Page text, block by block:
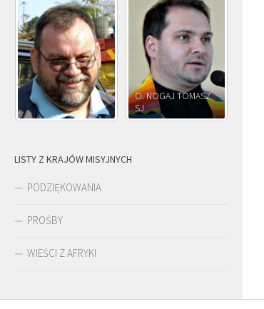
O. NOGAJ TOMASZ
SJ
O. JÓZEF OLEKSY SJ
LISTY Z KRAJÓW MISYJNYCH
PODZIĘKOWANIA
PROŚBY
WIEŚCI Z AFRYKI